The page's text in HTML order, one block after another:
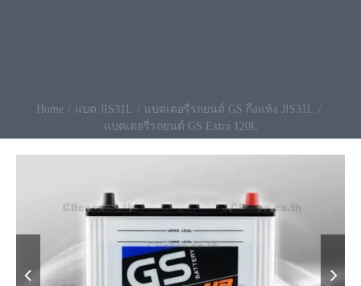
Home แบต JIS31L
แบตเตอรี่รถยนต์ GS กึ่งแห้ง JIS31L
แบตเตอรี่รถยนต์ GS Extra 120L
 